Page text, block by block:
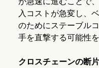
入コストが急変し、
のためにステーブル
手を直撃する可能性を
クロスチェーンの断